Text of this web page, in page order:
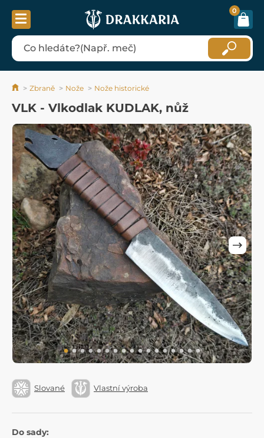
0
Zbraně Nože Nože historické
VLK - Vlkodlak KUDLAK, nůž
Slované Vlastní výroba
Do sady: